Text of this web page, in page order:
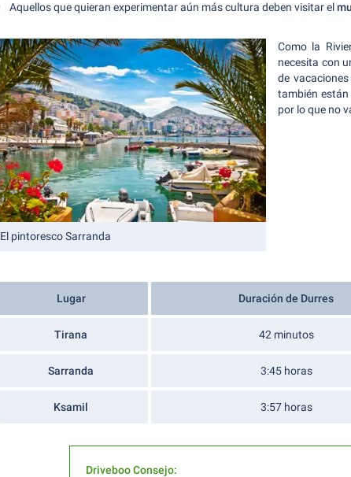
Aquellos que quieran experimentar aún más cultura deben visitar el
El pintoresco Sarranda
Como la
necesita con
de
también están
por lo que no
Lugar Duración de Durres
Tirana 42 minutos
Sarranda 3:45 horas
Ksamil 3:57 horas
Driveboo Consejo: